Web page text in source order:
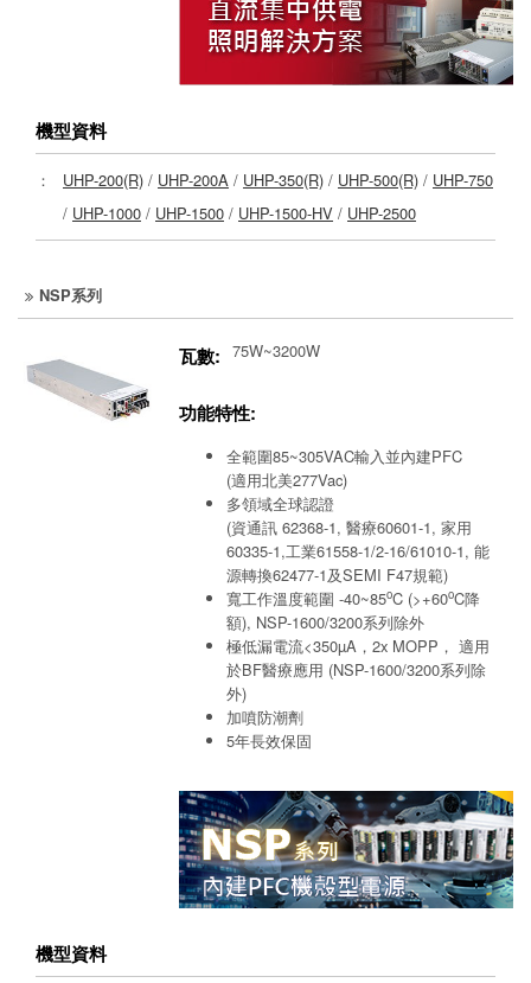
機型資料
： UHP-200(R) / UHP-200A / UHP-350(R) / UHP-500(R) / UHP-750
/ UHP-1000 / UHP-1500 / UHP-1500-HV / UHP-2500
NSP系列
瓦數: 75W~3200W
功能特性:
全範圍85~305VAC輸入並內建PFC
(適用北美277Vac)
多領域全球認證
(資通訊 62368-1, 醫療60601-1, 家用
60335-1,工業61558-1/2-16/61010-1, 能
源轉換62477-1及SEMI F47規範)
寬工作溫度範圍 -40~85oC (>+60oC降
額), NSP-1600/3200系列除外
極低漏電流<350µA，2x MOPP， 適用
於BF醫療應用 (NSP-1600/3200系列除
外)
加噴防潮劑
5年長效保固
機型資料